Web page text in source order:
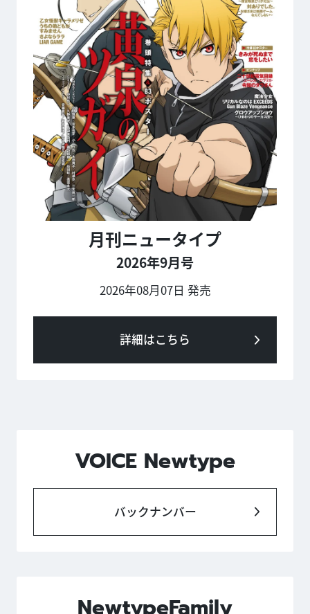
月刊ニュータイプ
2026年9月号
2026年08月07日 発売
詳細はこちら
VOICE Newtype
バックナンバー